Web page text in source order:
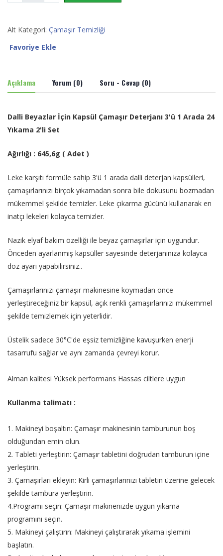
Alt Kategori: Çamaşır Temizliği
Favoriye Ekle
Açıklama Yorum (0) Soru - Cevap (0)
Dalli Beyazlar İçin Kapsül Çamaşır Deterjanı 3'ü 1 Arada 24
Yıkama 2'li Set
Ağırlığı : 645,6g ( Adet )
Leke karşıtı formüle sahip 3'ü 1 arada dalli deterjan kapsülleri,
çamaşırlarınızı birçok yıkamadan sonra bile dokusunu bozmadan
mükemmel şekilde temizler. Leke çıkarma gücünü kullanarak en
inatçı lekeleri kolayca temizler.
Nazik elyaf bakım özelliği ile beyaz çamaşırlar için uygundur.
Önceden ayarlanmış kapsüller sayesinde deterjanınıza kolayca
doz ayarı yapabilirsiniz..
Çamaşırlarınızı çamaşır makinesine koymadan önce
yerleştireceğiniz bir kapsül, açık renkli çamaşırlarınızı mükemmel
şekilde temizlemek için yeterlidir.
Üstelik sadece 30°C'de eşsiz temizliğine kavuşurken enerji
tasarrufu sağlar ve aynı zamanda çevreyi korur.
Alman kalitesi Yüksek performans Hassas ciltlere uygun
Kullanma talimatı :
1. Makineyi boşaltın: Çamaşır makinesinin tamburunun boş
olduğundan emin olun.
2. Tableti yerleştirin: Çamaşır tabletini doğrudan tamburun içine
yerleştirin.
3. Çamaşırları ekleyin: Kirli çamaşırlarınızı tabletin üzerine gelecek
şekilde tambura yerleştirin.
4.Programı seçin: Çamaşır makinenizde uygun yıkama
programını seçin.
5. Makineyi çalıştırın: Makineyi çalıştırarak yıkama işlemini
başlatın.